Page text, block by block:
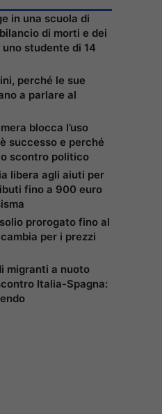
in una scuola di
di morti e dei
studente di 14
perché le sue
a parlare al
blocca l’uso
successo e perché
scontro politico
libera agli aiuti per
fino a 900 euro
prorogato fino al
per i prezzi
migranti a nuoto
Italia-Spagna: